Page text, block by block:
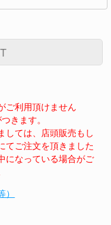
ご利用頂けません
きます。
しては、店頭販売もし
てご注文を頂きました
になっている場合がご